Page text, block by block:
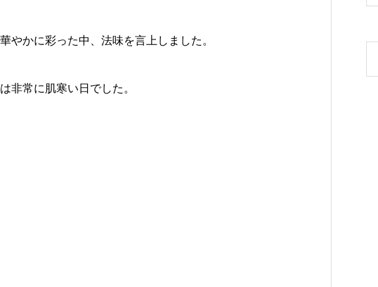
やかに彩った中、法味を言上しました。
非常に肌寒い日でした。